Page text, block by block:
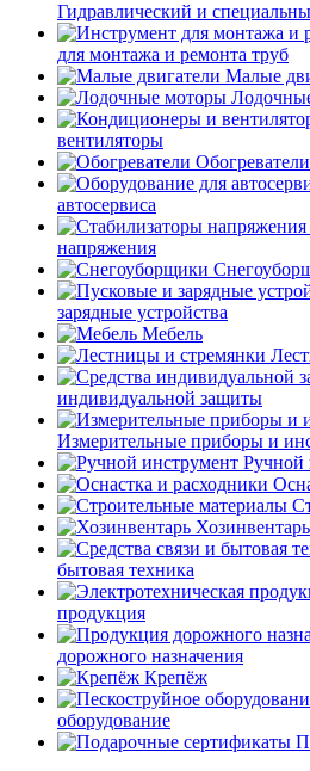
Гидравлический и
для монтажа и ремонта труб
Малые
вентиляторы
Обогреватели
автосервиса
напряжения
зарядные устройства
Мебель
индивидуальной защиты
Измерительные приборы и
Ручной
Хозинвентарь
бытовая техника
продукция
дорожного назначения
Крепёж
оборудование